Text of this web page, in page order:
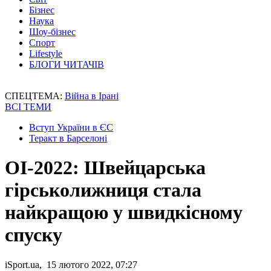
Бізнес
Наука
Шоу-бізнес
Спорт
Lifestyle
БЛОГИ ЧИТАЧІВ
СПЕЦТЕМА: Війна в Ірані
ВСІ ТЕМИ
Вступ України в ЄС
Теракт в Барселоні
ОІ-2022: Швейцарська
гірськолижниця стала
найкращою у швидкісному
спуску
iSport.ua, 15 лютого 2022, 07:27